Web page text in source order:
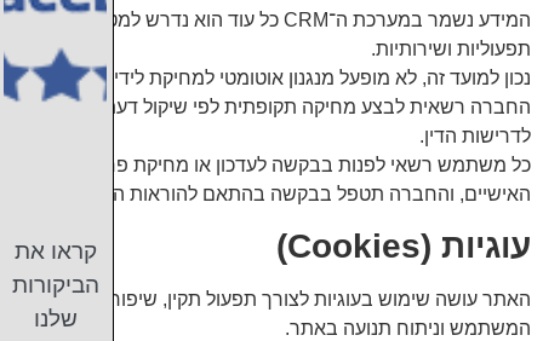
המידע נשמר במערכת ה־CRM כל עוד הוא נדרש למטרות
תפעוליות ושירותיות.
נכון למועד זה, לא מופעל מנגנון אוטומטי למחיקת לידים ישנים, אך
החברה רשאית לבצע מחיקה תקופתית לפי שיקול דעתה ובהתאם
לדרישות הדין.
כל משתמש רשאי לפנות בבקשה לעדכון או מחיקת פרטיו
האישיים, והחברה תטפל בבקשה בהתאם להוראות החוק.
עוגיות (Cookies)
האתר עושה שימוש בעוגיות לצורך תפעול תקין, שיפור חוויית
המשתמש וניתוח תנועה באתר.
קראו את
הביקורות
שלנו